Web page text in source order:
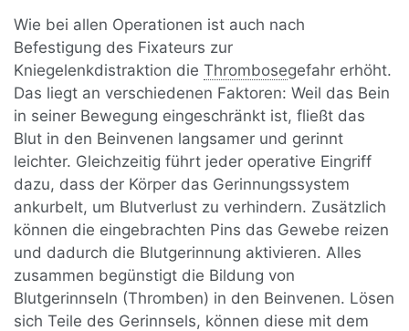
Wie bei allen Operationen ist auch nach
Befestigung des Fixateurs zur
Kniegelenkdistraktion dieThrombosegefahr erhöht.
Das liegt an verschiedenen Faktoren: Weil das Bein
in seiner Bewegung eingeschränkt ist, fließt das
Blut in den Beinvenen langsamer und gerinnt
leichter. Gleichzeitig führt jeder operative Eingriff
dazu, dass der Körper das Gerinnungssystem
ankurbelt, um Blutverlust zu verhindern. Zusätzlich
können die eingebrachten Pins das Gewebe reizen
und dadurch die Blutgerinnung aktivieren. Alles
zusammen begünstigt die Bildung von
Blutgerinnseln (Thromben) in den Beinvenen. Lösen
sich Teile des Gerinnsels, können diese mit dem